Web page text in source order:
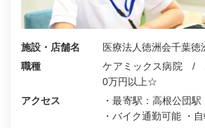
施設・店舗名
医療法人徳洲会千葉徳
職種
ケアミックス病院
0万円以上☆
アクセス
・最寄駅：高根公団
・バイク通勤可能 ・